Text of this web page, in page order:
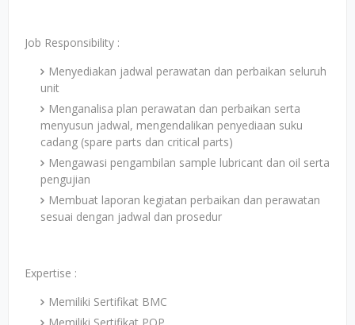
Job Responsibility :
Menyediakan jadwal perawatan dan perbaikan seluruh
unit
Menganalisa plan perawatan dan perbaikan serta
menyusun jadwal, mengendalikan penyediaan suku
cadang (spare parts dan critical parts)
Mengawasi pengambilan sample lubricant dan oil serta
pengujian
Membuat laporan kegiatan perbaikan dan perawatan
sesuai dengan jadwal dan prosedur
Expertise :
Memiliki Sertifikat BMC